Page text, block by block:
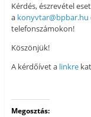
Kérdés, észrevétel
a konyvtar@bpbar.hu
telefonszámokon!
Köszönjük!
A kérdőívet a linkre
Megosztás: